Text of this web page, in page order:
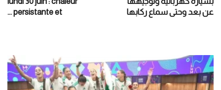
persistante et ...
عن بعد وحتى سماع ركابها